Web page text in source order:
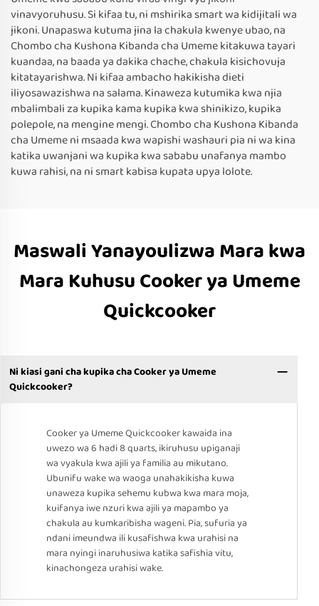
vinavyoruhusu. Si kifaa tu, ni mshirika smart wa kidijitali wa
jikoni. Unapaswa kutuma jina la chakula kwenye ubao, na
Chombo cha Kushona Kibanda cha Umeme kitakuwa tayari
kuandaa, na baada ya dakika chache, chakula kisichovuja
kitatayarishwa. Ni kifaa ambacho hakikisha dieti
iliyosawazishwa na salama. Kinaweza kutumika kwa njia
mbalimbali za kupika kama kupika kwa shinikizo, kupika
polepole, na mengine mengi. Chombo cha Kushona Kibanda
cha Umeme ni msaada kwa wapishi washauri pia ni wa kina
katika uwanjani wa kupika kwa sababu unafanya mambo
kuwa rahisi, na ni smart kabisa kupata upya lolote.
Maswali Yanayoulizwa Mara kwa
Mara Kuhusu Cooker ya Umeme
Quickcooker
Ni kiasi gani cha kupika cha Cooker ya Umeme
Quickcooker?
Cooker ya Umeme Quickcooker kawaida ina
uwezo wa 6 hadi 8 quarts, ikiruhusu upiganaji
wa vyakula kwa ajili ya familia au mikutano.
Ubunifu wake wa waoga unahakikisha kuwa
unaweza kupika sehemu kubwa kwa mara moja,
kuifanya iwe nzuri kwa ajili ya mapambo ya
chakula au kumkaribisha wageni. Pia, sufuria ya
ndani imeundwa ili kusafishwa kwa urahisi na
mara nyingi inaruhusiwa katika safishia vitu,
kinachongeza urahisi wake.